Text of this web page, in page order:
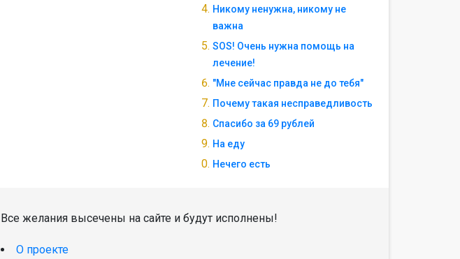
Никому ненужна, никому не
важна
SOS! Очень нужна помощь на
лечение!
"Мне сейчас правда не до тебя"
Почему такая несправедливость
Спасибо за 69 рублей
На еду
Нечего есть
Все желания высечены на сайте и будут исполнены!
О проекте